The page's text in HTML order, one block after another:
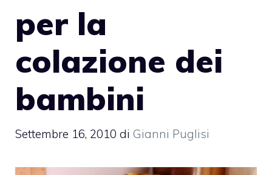
per la
colazione dei
bambini
Settembre 16, 2010 di Gianni Puglisi